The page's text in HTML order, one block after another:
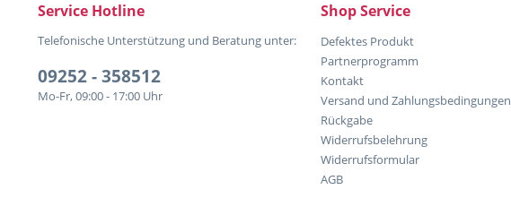
Service Hotline
Telefonische Unterstützung und Beratung unter:
09252 - 358512
Mo-Fr, 09:00 - 17:00 Uhr
Shop Service
Defektes Produkt
Partnerprogramm
Kontakt
Versand und Zahlungsbedingungen
Rückgabe
Widerrufsbelehrung
Widerrufsformular
AGB